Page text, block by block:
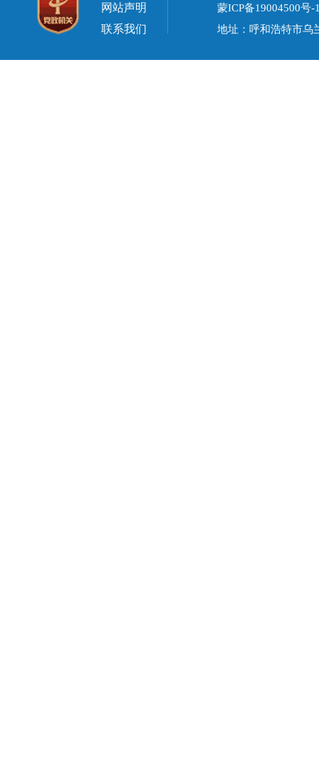
网站声明
联系我们
蒙ICP备19004500号-
地址：呼和浩特市